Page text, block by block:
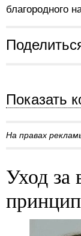
благородного
Показать
На правах
Уход за